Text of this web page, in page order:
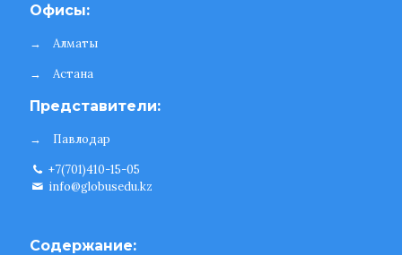
Офисы:
→
Алматы
→
Астана
Представители:
→
Павлодар
+7(701)410-15-05
info@globusedu.kz
Содержание: